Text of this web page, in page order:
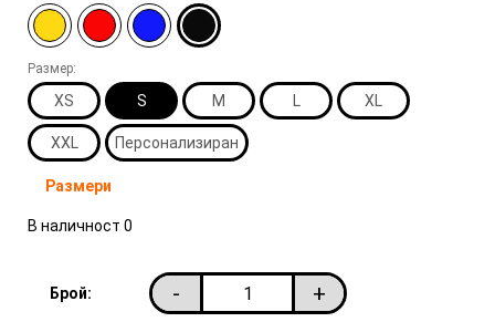
Размер:
XS S M L XL
XXL Персонализиран
Размери
В наличност 0
Брой: - +